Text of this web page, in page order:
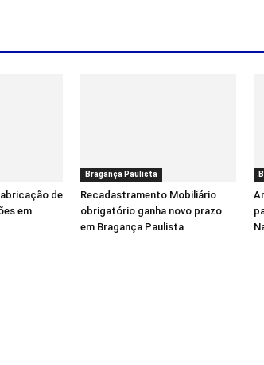
de
em
Bragança Paulista
Recadastramento Mobiliário
obrigatório ganha novo prazo
em Bragança Paulista